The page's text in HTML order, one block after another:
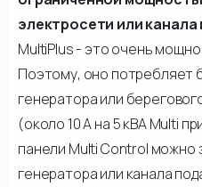
электросети или канала
MultiPlus - это очень
Поэтому, оно потребляет
генератора или
(около 10 А на 5 кВА Multi
панели Multi Control можно
генератора или канала